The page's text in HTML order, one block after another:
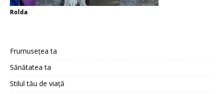
Rolda
Frumusețea ta
Sănătatea ta
Stilul tău de viață